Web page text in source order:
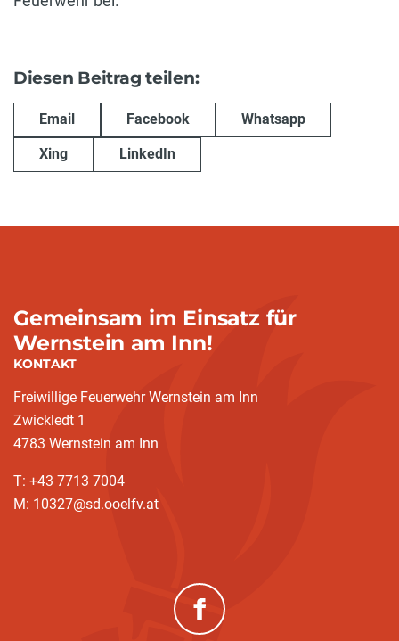
Diesen Beitrag teilen:
Email Facebook Whatsapp
Xing LinkedIn
Gemeinsam im Einsatz für
Wernstein am Inn!
KONTAKT
Freiwillige Feuerwehr Wernstein am Inn
Zwickledt 1
4783 Wernstein am Inn
T: +43 7713 7004
M: 10327@sd.ooelfv.at
(neues Fenster)